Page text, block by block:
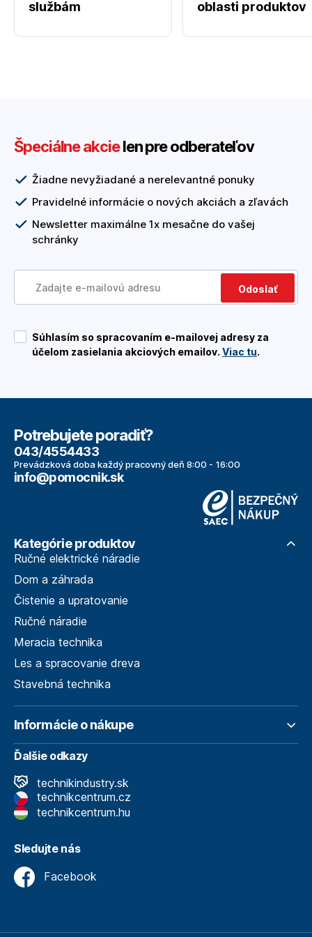
službám
oblasti produktov
Špeciálne akcielen pre odberateľov
Žiadne nevyžiadané a nerelevantné ponuky
Pravidelné informácie o nových akciách a zľavách
Newsletter maximálne 1x mesačne do vašej
schránky
Odoslať
Súhlasím so spracovaním e-mailovej adresy za
účelom zasielania akciových emailov. Viac tu.
Potrebujete poradiť?
043/4554433
Prevádzková doba každý pracovný deň 8:00 - 16:00
info@pomocnik.sk
Kategórie produktov
Ručné elektrické náradie
Dom a záhrada
Čistenie a upratovanie
Ručné náradie
Meracia technika
Les a spracovanie dreva
Stavebná technika
Informácie o nákupe
Ďalšie odkazy
technikindustry.sk
technikcentrum.cz
technikcentrum.hu
Sledujte nás
Facebook